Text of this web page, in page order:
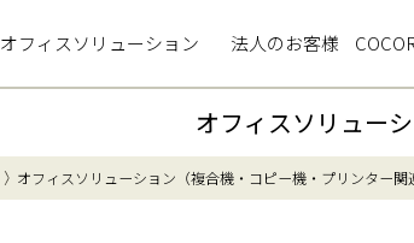
オフィスソリューション 法人のお客様
オフィスソリュー
オフィスソリューション（複合機・コピー機・プリンター関